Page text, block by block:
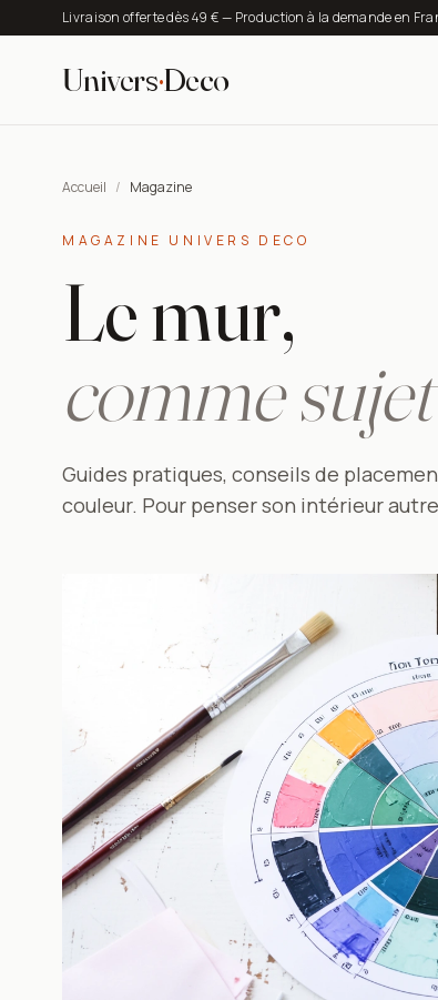
Livraison offerte dès 49 € — Production à la demande en
Univers·Deco
Accueil / Magazine
MAGAZINE UNIVERS DECO
Le mur,
comme
Guides pratiques, conseils de
couleur. Pour penser son intérieur